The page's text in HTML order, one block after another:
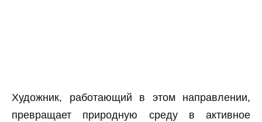
Художник, работающий в этом направлении,
превращает природную среду в активное